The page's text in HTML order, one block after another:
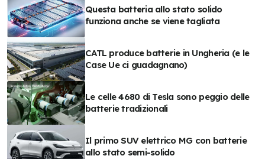
Questa batteria allo stato solido
funziona anche se viene tagliata
CATL produce batterie in Ungheria (e le
Case Ue ci guadagnano)
Le celle 4680 di Tesla sono peggio delle
batterie tradizionali
Il primo SUV elettrico MG con batterie
allo stato semi-solido